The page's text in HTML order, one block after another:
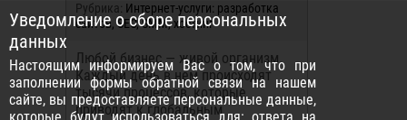
Рубрика: Интернет-услуги: разработка
сайтов, SEO, SMM, хостинг
Любой бизнес — живой организм.
Каждый день в нем происходят
тысячи процессов, которые
приводят к глобальным
Уведомление о сборе персональных
данных
Настоящим информируем Вас о том, что при
заполнении формы обратной связи на нашем
сайте, вы предоставляете персональные данные,